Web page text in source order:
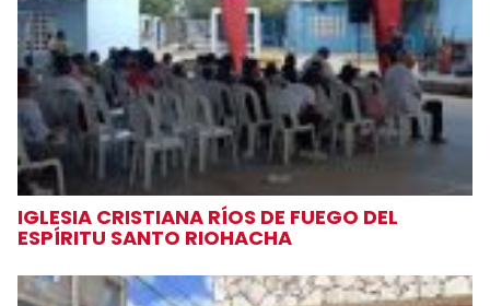
IGLESIA CRISTIANA RÍOS DE FUEGO DEL
ESPÍRITU SANTO RIOHACHA